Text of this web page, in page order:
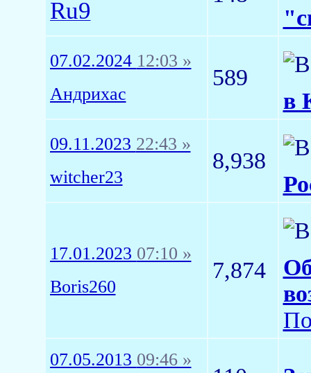
Ru9
07.02.2024 12:03 »
Андрихас
589
в
09.11.2023 22:43 »
witcher23
8,938
17.01.2023 07:10 »
Boris260
7,874
07.05.2013 09:46 »